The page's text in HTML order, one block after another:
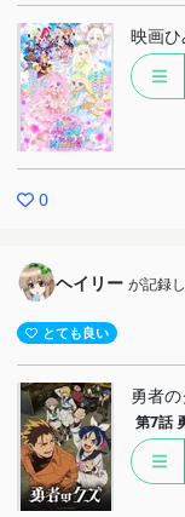
映画
0
ヘイリー が記録
とても良い
勇者
第7話